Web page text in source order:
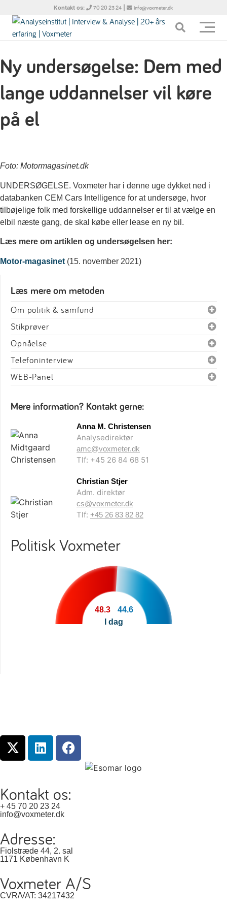
Kontakt os: 70 20 23 24 | info@voxmeter.dk
Ny undersøgelse: Dem med
lange uddannelser vil køre
på el
Foto: Motormagasinet.dk
UNDERSØGELSE. Voxmeter har i denne uge dykket ned i
databanken CEM Cars Intelligence for at undersøge, hvor
tilbøjelige folk med forskellige uddannelser er til at vælge en
elbil næste gang, de skal købe eller lease en ny bil.
Læs mere om artiklen og undersøgelsen her:
Motor-magasinet (15. november 2021)
Læs mere om metoden
Om politik & samfund
Stikprøver
Opnåelse
Telefoninterview
WEB-Panel
Mere information? Kontakt gerne:
Anna M. Christensen
Analysedirektør
amc@voxmeter.dk
Tlf: +45 26 84 68 51
Christian Stjer
Adm. direktør
cs@voxmeter.dk
Tlf: +45 26 83 82 82
Politisk Voxmeter
48.3
44.6
I dag
Kontakt os:
+ 45 70 20 23 24
info@voxmeter.dk
Adresse:
Fiolstræde 44, 2. sal
1171 København K
Voxmeter A/S
CVR/VAT: 34217432